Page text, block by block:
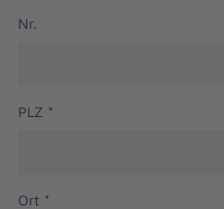
Nr.
PLZ *
Ort *